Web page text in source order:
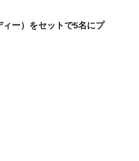
ー） をセットで5名にプ